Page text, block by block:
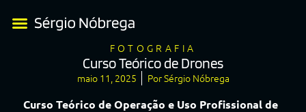
FOTOGRAFIA
Curso Teórico de Drones
maio 11, 2025 PorSérgio Nóbrega
Curso Teórico de Operação e Uso Profissional de